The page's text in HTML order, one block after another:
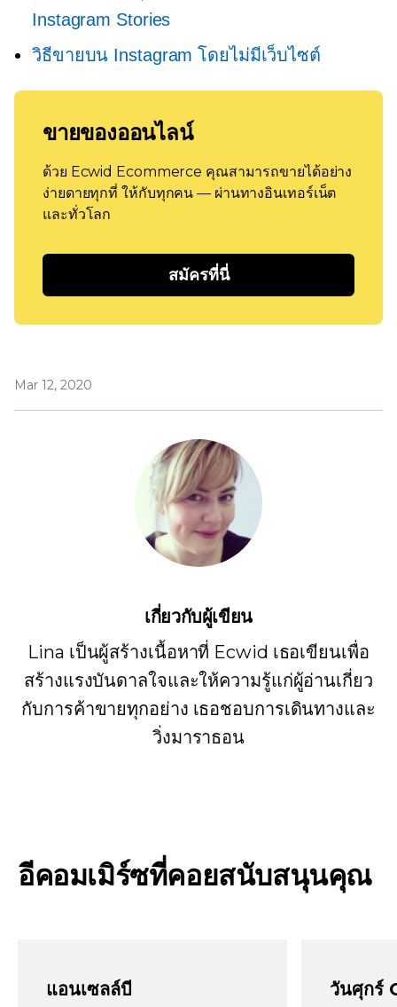
Instagram Stories
วิธีขายบน Instagram โดยไม่มีเว็บไซต์
ขายของออนไลน์
ด้วย Ecwid Ecommerce คุณสามารถขายได้อย่าง
ง่ายดายทุกที่ ให้กับทุกคน — ผ่านทางอินเทอร์เน็ต
และทั่วโลก
สมัครที่นี่
Mar 12, 2020
เกี่ยวกับผู้เขียน
Lina เป็นผู้สร้างเนื้อหาที่ Ecwid เธอเขียนเพื่อ
สร้างแรงบันดาลใจและให้ความรู้แก่ผู้อ่านเกี่ยว
กับการค้าขายทุกอย่าง เธอชอบการเดินทางและ
วิ่งมาราธอน
อีคอมเมิร์ซที่คอยสนับสนุนคุณ
แอนเซลล์บี
วันศุกร์